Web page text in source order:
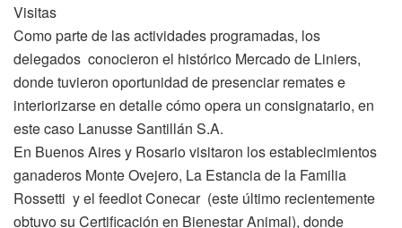
Visitas
Como parte de las actividades programadas, los
delegados conocieron el histórico Mercado de Liniers,
donde tuvieron oportunidad de presenciar remates e
interiorizarse en detalle cómo opera un consignatario, en
este caso Lanusse Santillán S.A.
En Buenos Aires y Rosario visitaron los establecimientos
ganaderos Monte Ovejero, La Estancia de la Familia
Rossetti y el feedlot Conecar (este último recientemente
obtuvo su Certificación en Bienestar Animal), donde